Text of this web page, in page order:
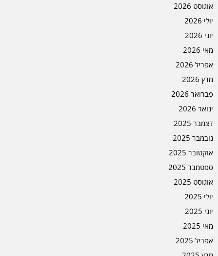
אוגוסט 2026
יולי 2026
יוני 2026
מאי 2026
אפריל 2026
מרץ 2026
פברואר 2026
ינואר 2026
דצמבר 2025
נובמבר 2025
אוקטובר 2025
ספטמבר 2025
אוגוסט 2025
יולי 2025
יוני 2025
מאי 2025
אפריל 2025